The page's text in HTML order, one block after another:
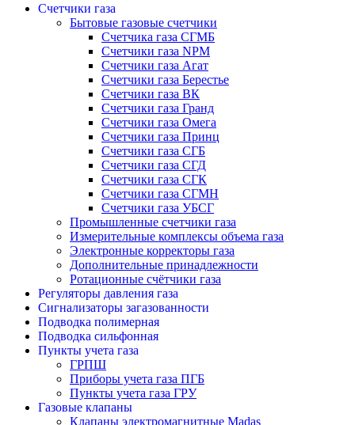
Счетчики газа
Бытовые газовые счетчики
Счетчика газа СГМБ
Счетчики газа NPM
Счетчики газа Агат
Счетчики газа Берестье
Счетчики газа ВК
Счетчики газа Гранд
Счетчики газа Омега
Счетчики газа Принц
Счетчики газа СГБ
Счетчики газа СГД
Счетчики газа СГК
Счетчики газа СГМН
Счетчики газа УБСГ
Промышленные счетчики газа
Измерительные комплексы объема газа
Электронные корректоры газа
Дополнительные принадлежности
Ротационные счётчики газа
Регуляторы давления газа
Сигнализаторы загазованности
Подводка полимерная
Подводка сильфонная
Пункты учета газа
ГРПШ
Приборы учета газа ПГБ
Пункты учета газа ГРУ
Газовые клапаны
Клапаны электромагнитные Madas